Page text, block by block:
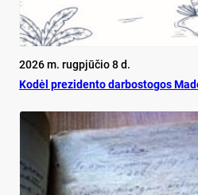
2026 m. rugpjūčio 8 d.
Ko­dėl pre­zi­den­to dar­bos­to­gos